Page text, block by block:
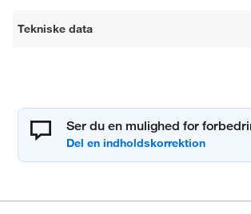
Tekniske data
Ser du en mulighed for